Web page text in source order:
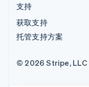
支持
获取支持
托管支持方案
© 2026 Stripe, LLC